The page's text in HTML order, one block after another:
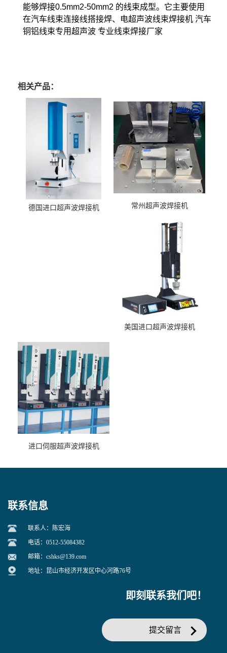
能够焊接0.5mm2-50mm2 的线束成型。它主要使用
在汽车线束连接线搭接焊、电超声波线束焊接机 汽车
铜铝线束专用超声波 专业线束焊接厂家
相关产品：
德国进口超声波焊接机 常州超声波焊接机
美国进口超声波焊接机
进口伺服超声波焊接机
联系信息
联系人：陈宏海
电话：0512-55084382
邮箱： cshks@139.com
地址：昆山市经济开发区中心河路76号
即刻联系我们吧！
提交留言